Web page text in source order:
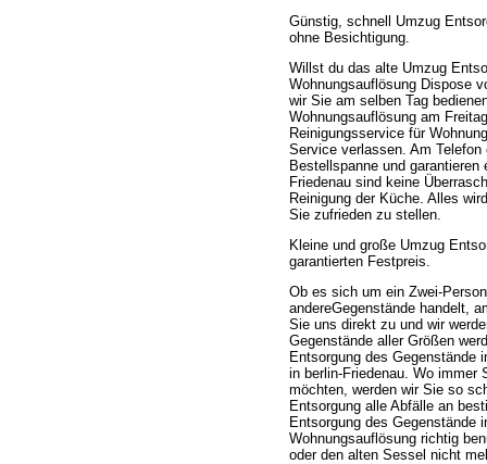
Günstig, schnell Umzug
ohne Besichtigung.
Willst du das alte Umzug
Wohnungsauflösung Dispose
wir Sie am selben Tag
Wohnungsauflösung am
Reinigungsservice für
Service verlassen. Am
Bestellspanne und
Friedenau sind keine
Reinigung der Küche. Alles
Sie zufrieden zu stellen.
Kleine und große Umzug
garantierten Festpreis.
Ob es sich um ein Zwei-
andereGegenstände handelt,
Sie uns direkt zu und wir
Gegenstände aller Größen
Entsorgung des Gegenstände
in berlin-Friedenau. Wo immer
möchten, werden wir Sie so
Entsorgung alle Abfälle an
Entsorgung des Gegenstände
Wohnungsauflösung richtig
oder den alten Sessel nicht